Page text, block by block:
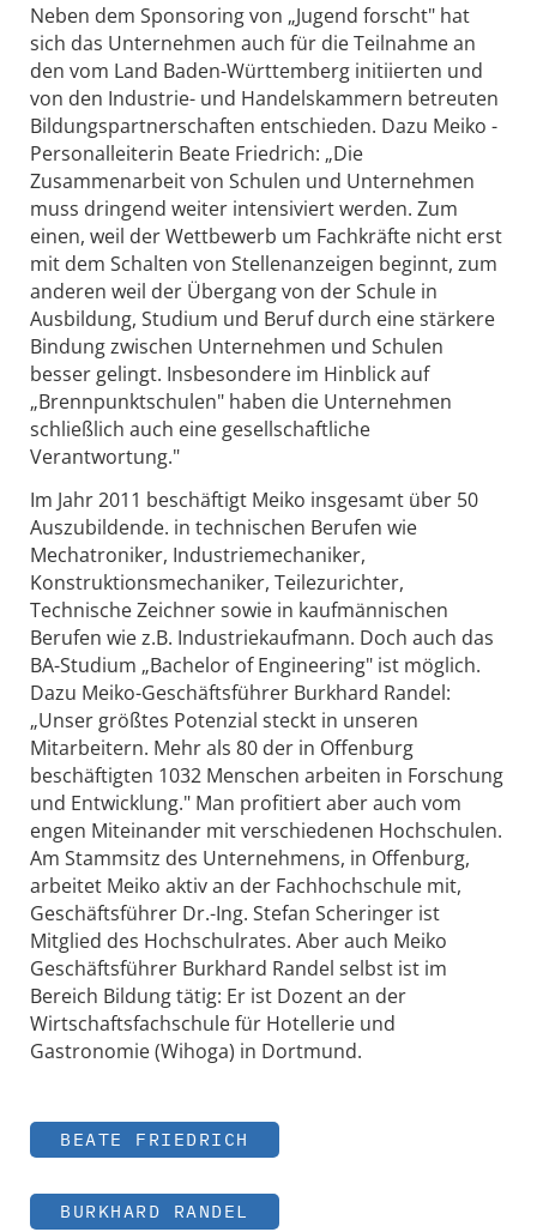
Neben dem Sponsoring von „Jugend forscht" hat
sich das Unternehmen auch für die Teilnahme an
den vom Land Baden-Württemberg initiierten und
von den Industrie- und Handelskammern betreuten
Bildungspartnerschaften entschieden. Dazu Meiko -
Personalleiterin Beate Friedrich: „Die
Zusammenarbeit von Schulen und Unternehmen
muss dringend weiter intensiviert werden. Zum
einen, weil der Wettbewerb um Fachkräfte nicht erst
mit dem Schalten von Stellenanzeigen beginnt, zum
anderen weil der Übergang von der Schule in
Ausbildung, Studium und Beruf durch eine stärkere
Bindung zwischen Unternehmen und Schulen
besser gelingt. Insbesondere im Hinblick auf
„Brennpunktschulen" haben die Unternehmen
schließlich auch eine gesellschaftliche
Verantwortung."
Im Jahr 2011 beschäftigt Meiko insgesamt über 50
Auszubildende. in technischen Berufen wie
Mechatroniker, Industriemechaniker,
Konstruktionsmechaniker, Teilezurichter,
Technische Zeichner sowie in kaufmännischen
Berufen wie z.B. Industriekaufmann. Doch auch das
BA-Studium „Bachelor of Engineering" ist möglich.
Dazu Meiko-Geschäftsführer Burkhard Randel:
„Unser größtes Potenzial steckt in unseren
Mitarbeitern. Mehr als 80 der in Offenburg
beschäftigten 1032 Menschen arbeiten in Forschung
und Entwicklung." Man profitiert aber auch vom
engen Miteinander mit verschiedenen Hochschulen.
Am Stammsitz des Unternehmens, in Offenburg,
arbeitet Meiko aktiv an der Fachhochschule mit,
Geschäftsführer Dr.-Ing. Stefan Scheringer ist
Mitglied des Hochschulrates. Aber auch Meiko
Geschäftsführer Burkhard Randel selbst ist im
Bereich Bildung tätig: Er ist Dozent an der
Wirtschaftsfachschule für Hotellerie und
Gastronomie (Wihoga) in Dortmund.
BEATE FRIEDRICH
BURKHARD RANDEL